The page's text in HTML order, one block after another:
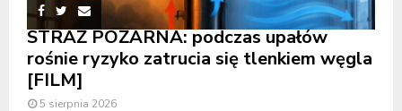
STRAŻ POŻARNA: podczas upałów
rośnie ryzyko zatrucia się tlenkiem węgla
[FILM]
5 sierpnia 2026